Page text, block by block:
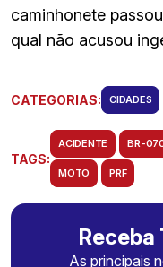
caminhonete
qual não acusou
CATEGORIAS: CIDADES
TAGS:
ACIDENTE BR-
MOTO PRF
Receba
As principais